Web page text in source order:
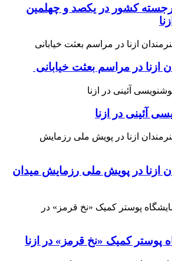
کشور در یکصد و چهلمین
ازنا در مراسم بعثت خیابانی
آئینی در ازنا
ازنا در پویش ملی رزمایش میدان
پوستر کمیک «نخ قرمز» در ازنا